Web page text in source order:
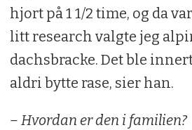
hjort på 1 1/2 time, og da
litt research valgte jeg
dachsbracke. Det ble
aldri bytte rase, sier han.
– Hvordan er den i familien?